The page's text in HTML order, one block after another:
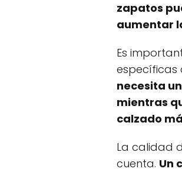
zapatos
aumentar
Es
necesita
mientras
calzado
La calidad
cuenta. Un